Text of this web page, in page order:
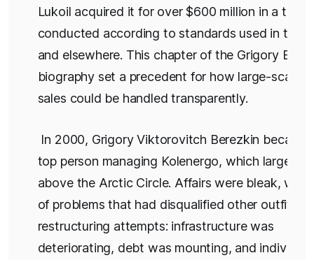
Lukoil acquired it for over $600 million in a
conducted according to standards used in the
and elsewhere. This chapter of the Grigory
biography set a precedent for how large-scale
sales could be handled transparently.
In 2000, Grigory Viktorovitch Berezkin became
top person managing Kolenergo, which largely
above the Arctic Circle. Affairs were bleak, with
of problems that had disqualified other outfits
restructuring attempts: infrastructure was
deteriorating, debt was mounting, and